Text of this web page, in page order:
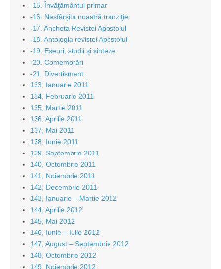
-15. Învăţământul primar
-16. Nesfârşita noastră tranziţie
-17. Ancheta Revistei Apostolul
-18. Antologia revistei Apostolul
-19. Eseuri, studii şi sinteze
-20. Comemorări
-21. Divertisment
133, Ianuarie 2011
134, Februarie 2011
135, Martie 2011
136, Aprilie 2011
137, Mai 2011
138, Iunie 2011
139, Septembrie 2011
140, Octombrie 2011
141, Noiembrie 2011
142, Decembrie 2011
143, Ianuarie – Martie 2012
144, Aprilie 2012
145, Mai 2012
146, Iunie – Iulie 2012
147, August – Septembrie 2012
148, Octombrie 2012
149, Noiembrie 2012